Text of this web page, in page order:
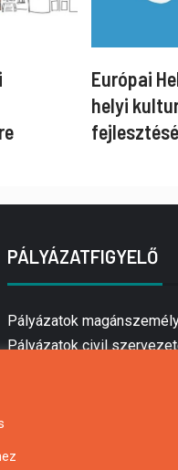
Európai
helyi
PÁLYÁZATFIGYELŐ
Pályázatok
Pályázatok civil